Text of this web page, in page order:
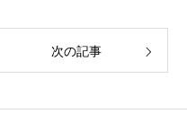
次の記事